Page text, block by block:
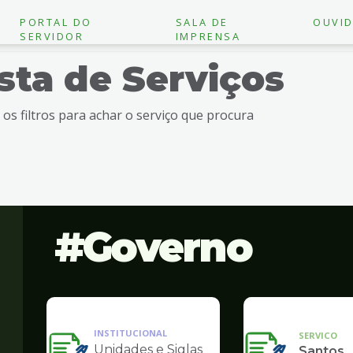
PORTAL DO
SERVIDOR
SALA DE
IMPRENSA
de Serviços
os filtros para achar o serviço que procura
Governo
INSTITUCIONAL
Unidades e Siglas
SERVICO